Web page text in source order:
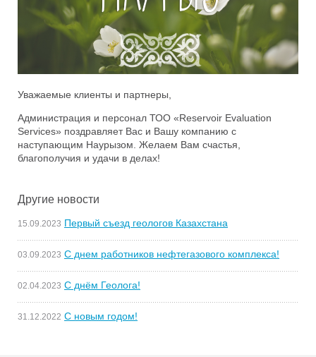
Уважаемые клиенты и партнеры,
Администрация и персонал ТОО «Reservoir Evaluation
Services» поздравляет Вас и Вашу компанию с
наступающим Наурызом. Желаем Вам счастья,
благополучия и удачи в делах!
Другие новости
15.09.2023 Первый съезд геологов Казахстана
03.09.2023 С днем работников нефтегазового комплекса!
02.04.2023 С днём Геолога!
31.12.2022 С новым годом!